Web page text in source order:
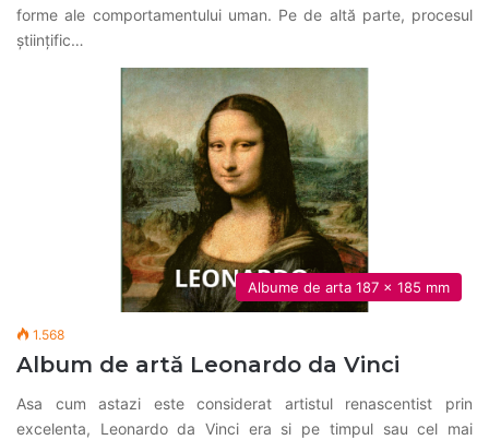
forme ale comportamentului uman. Pe de altă parte, procesul
științific…
Albume de arta 187 x 185 mm
1.568
Album de artă Leonardo da Vinci
Asa cum astazi este considerat artistul renascentist prin
excelenta, Leonardo da Vinci era si pe timpul sau cel mai